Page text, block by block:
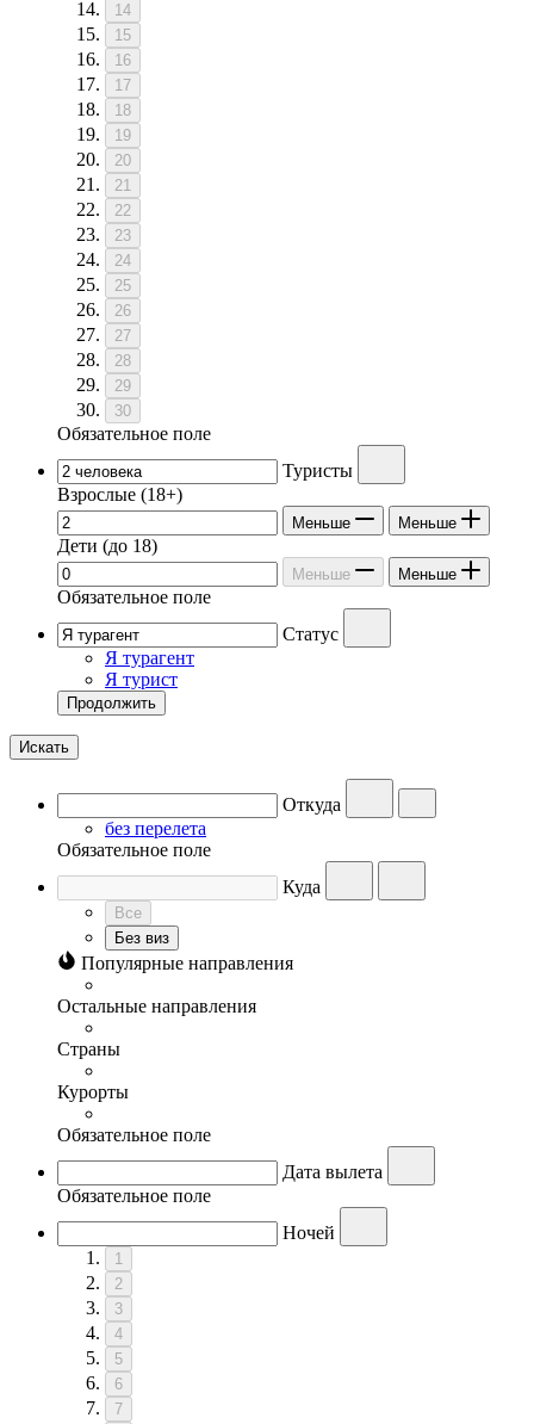
14
15
16
17
18
19
20
21
22
23
24
25
26
27
28
29
30
Обязательное поле
Туристы
Взрослые (18+)
Меньше Меньше
Дети (до 18)
Меньше Меньше
Обязательное поле
Статус
Я турагент
Я турист
Продолжить
Искать
Откуда
без перелета
Обязательное поле
Куда
Все
Без виз
Популярные направления
Остальные направления
Страны
Курорты
Обязательное поле
Дата вылета
Обязательное поле
Ночей
1
2
3
4
5
6
7